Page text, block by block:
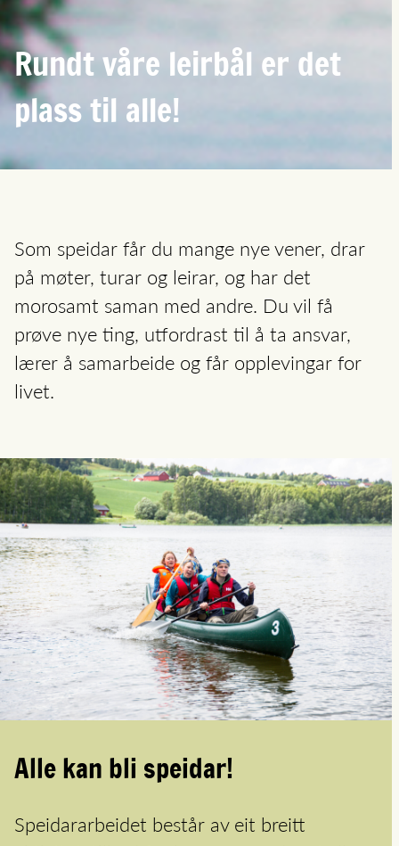
Rundt våre leirbål er det
plass til alle!
Som speidar får du mange nye vener, drar
på møter, turar og leirar, og har det
morosamt saman med andre. Du vil få
prøve nye ting, utfordrast til å ta ansvar,
lærer å samarbeide og får opplevingar for
livet.
Alle kan bli speidar!
Speidararbeidet består av eit breitt